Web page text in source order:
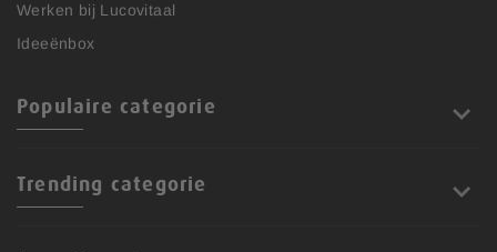
Werken bij Lucovitaal
Ideeënbox
Populaire categorie
Trending categorie